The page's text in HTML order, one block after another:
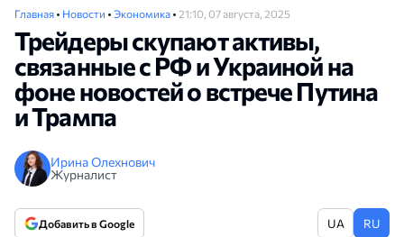
Главная • Новости • Экономика • 21:10, 07 августа, 2025
Трейдеры скупают активы,
связанные с РФ и Украиной на
фоне новостей о встрече Путина
и Трампа
Ирина Олехнович
Журналист
Добавить в Google UA RU